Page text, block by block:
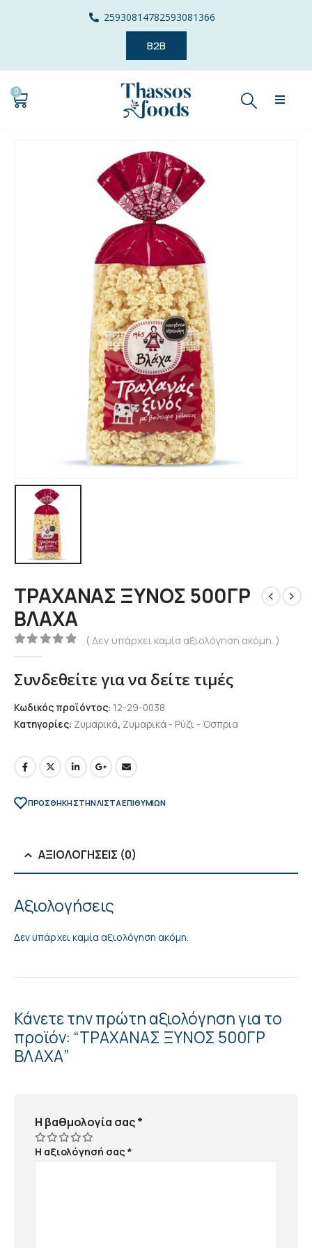
25930814782593081366
B2B
0
ΤΡΑΧΑΝΑΣ ΞΥΝΟΣ 500ΓΡ
ΒΛΑΧΑ
0out of 5
( Δεν υπάρχει καμία αξιολόγηση ακόμη. )
Συνδεθείτε για να δείτε τιμές
Κωδικός προϊόντος: 12-29-0038
Κατηγορίες: Ζυμαρικά, Ζυμαρικά - Ρύζι - Όσπρια
ΠΡΌΣΘΉΚΗ ΣΤΗΝ ΛΊΣΤΑ ΕΠΙΘΥΜΙΏΝ
ΑΞΙΟΛΟΓΉΣΕΙΣ (0)
Αξιολογήσεις
Δεν υπάρχει καμία αξιολόγηση ακόμη.
Κάνετε την πρώτη αξιολόγηση για το
προϊόν: “ΤΡΑΧΑΝΑΣ ΞΥΝΟΣ 500ΓΡ
ΒΛΑΧΑ”
Η βαθμολογία σας*
Η αξιολόγησή σας*